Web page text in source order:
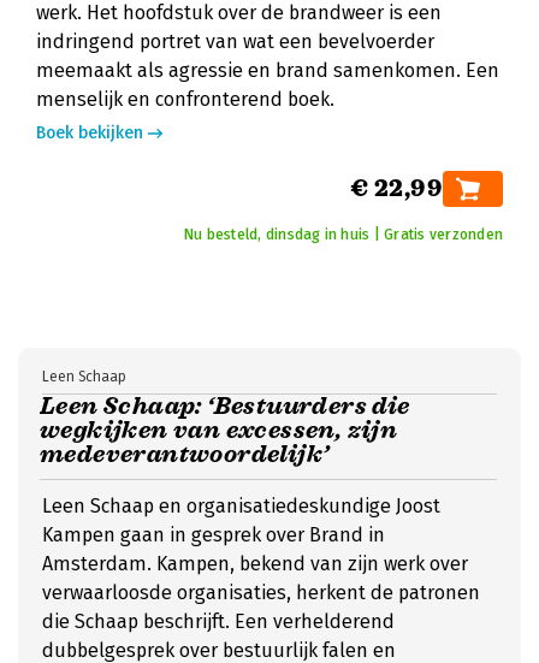
werk. Het hoofdstuk over de brandweer is een
indringend portret van wat een bevelvoerder
meemaakt als agressie en brand samenkomen. Een
menselijk en confronterend boek.
Boek bekijken
€ 22,99
Nu besteld, dinsdag in huis | Gratis verzonden
Leen Schaap: ‘Bestuurders die
wegkijken van excessen, zijn
medeverantwoordelijk’
Leen Schaap
Leen Schaap en organisatiedeskundige Joost
Kampen gaan in gesprek over Brand in
Amsterdam. Kampen, bekend van zijn werk over
verwaarloosde organisaties, herkent de patronen
die Schaap beschrijft. Een verhelderend
dubbelgesprek over bestuurlijk falen en